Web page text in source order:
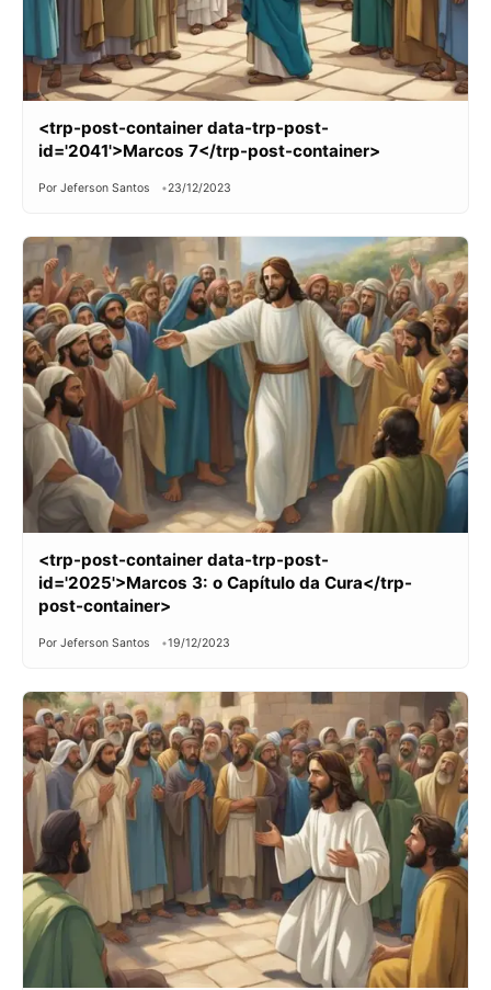
<trp-post-container data-trp-post-
id='2041'>Marcos 7</trp-post-container>
Por Jeferson Santos 23/12/2023
<trp-post-container data-trp-post-
id='2025'>Marcos 3: o Capítulo da Cura</trp-
post-container>
Por Jeferson Santos 19/12/2023